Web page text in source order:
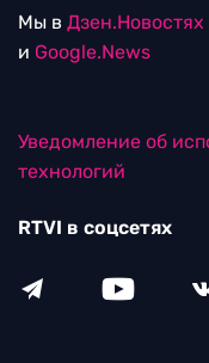
Мы в Дзен.Новостях
и Google.News
Уведомление об
технологий
RTVI в соцсетях